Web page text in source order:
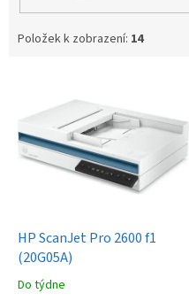
Položek k zobrazení: 14
HP ScanJet Pro 2600 f1
(20G05A)
Do týdne